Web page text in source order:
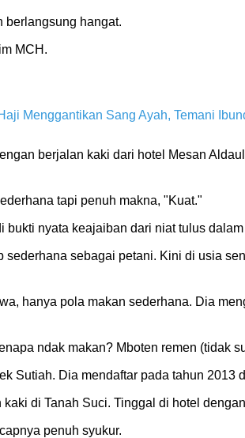
berlangsung hangat.
MCH.
Menggantikan Sang Ayah, Temani
berjalan kaki dari hotel Mesan
tapi penuh makna, "Kuat."
nyata keajaiban dari niat tulus
sebagai petani. Kini di usia
hanya pola makan sederhana. Dia
ndak makan? Mboten remen (tidak
Sutiah. Dia mendaftar pada tahun 2013
di Tanah Suci. Tinggal di hotel
penuh syukur.